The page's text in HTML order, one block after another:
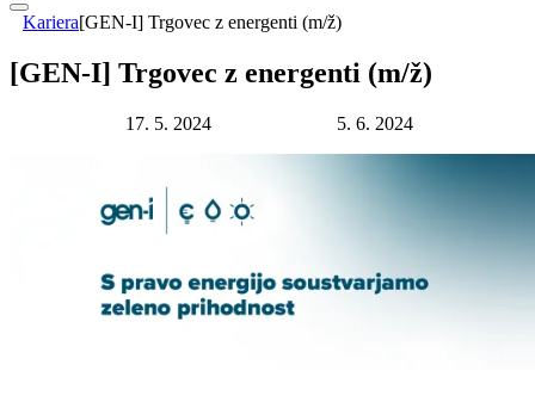
Kariera[GEN-I] Trgovec z energenti (m/ž)
[GEN-I] Trgovec z energenti (m/ž)
17. 5. 2024 5. 6. 2024